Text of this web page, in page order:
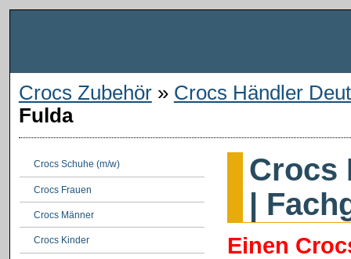
Crocs Zubehör» Crocs Händler
Fulda
Crocs Schuhe (m/w)
Crocs Frauen
Crocs Männer
Crocs Kinder
Crocs
|
Einen